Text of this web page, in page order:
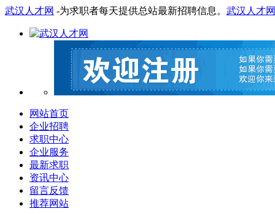
武汉人才网 -为求职者每天提供总站最新招聘信息。 武汉人才网
网站首页
企业招聘
求职中心
企业服务
最新求职
资讯中心
留言反馈
推荐网站